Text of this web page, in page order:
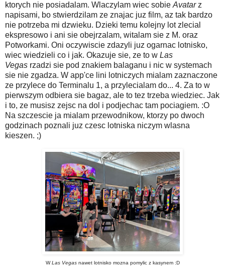
ktorych nie posiadalam. Wlaczylam wiec sobieAvatarz
napisami, bo stwierdzilam ze znajac juz film, az tak bardzo
nie potrzeba mi dzwieku. Dzieki temu kolejny lot zlecial
ekspresowo i ani sie obejrzalam, witalam sie z M. oraz
Potworkami. Oni oczywiscie zdazyli juz ogarnac lotnisko,
wiec wiedzieli co i jak. Okazuje sie, ze to w Las
Vegas rzadzi sie pod znakiem balaganu i nic w systemach
sie nie zgadza. W app'ce lini lotniczych mialam zaznaczone
ze przylece do Terminalu 1, a przylecialam do... 4. Za to w
pierwszym odbiera sie bagaz, ale to tez trzeba wiedziec. Jak
i to, ze musisz zejsc na dol i podjechac tam pociagiem. :O
Na szczescie ja mialam przewodnikow, ktorzy po dwoch
godzinach poznali juz czesc lotniska niczym wlasna
kieszen. ;)
WLas Vegasnawet lotnisko mozna pomylic z kasynem :D